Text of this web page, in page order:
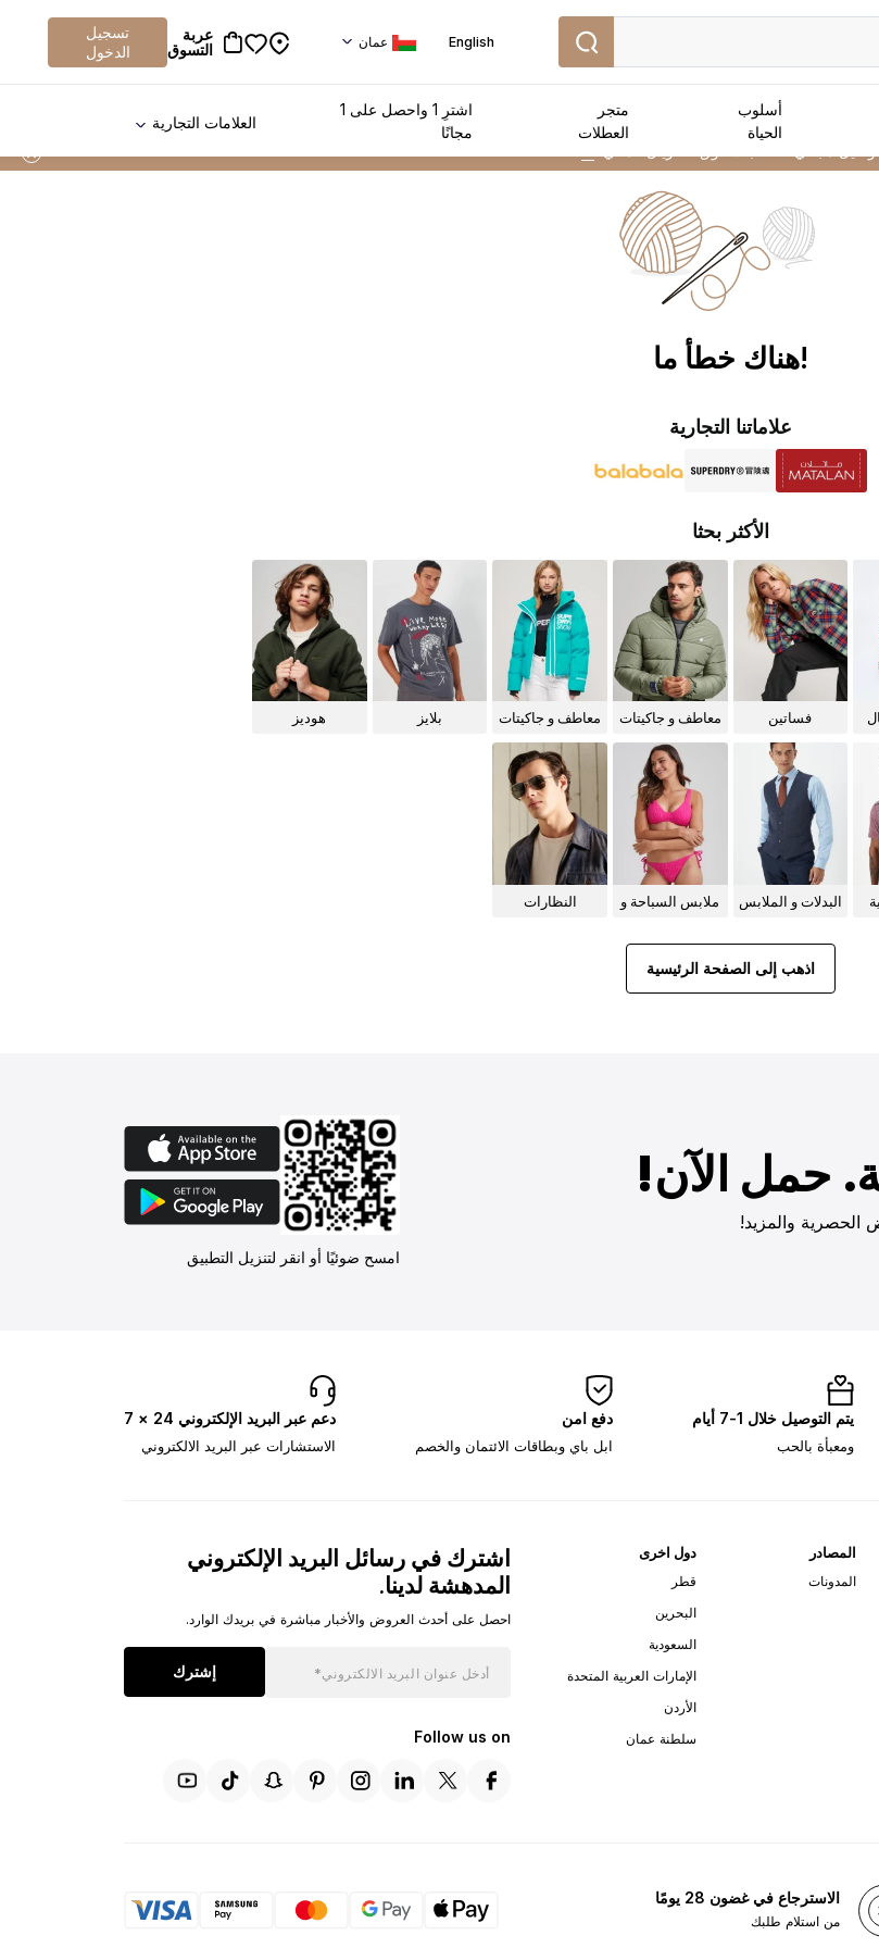
English عمان
عربة
التسوق
تسجيل
الدخول
أسلوب
الحياة
متجر
العطلات
اشترِ 1 واحصل على 1
مجانًا
العلامات التجارية
!هناك خطأ ما
علاماتنا التجارية
الأكثر بحثا
فساتين
معاطف و جاكيتات
معاطف و جاكيتات
بلايز هوديز
البدلات و الملابس
ملابس السباحة و
النظارات
اذهب إلى الصفحة الرئيسية
حمل الآن!
الحصرية والمزيد!
امسح ضوئيًا أو انقر لتنزيل التطبيق
يتم التوصيل خلال 1-7 أيام
ومعبأة بالحب
دفع امن
ابل باي وبطاقات الائتمان والخصم
دعم عبر البريد الإلكتروني 24 × 7
الاستشارات عبر البريد الالكتروني
المصادر
المدونات
دول اخرى
قطر
البحرين
السعودية
الإمارات العربية المتحدة
الأردن
سلطنة عمان
اشترك في رسائل البريد الإلكتروني
المدهشة لدينا.
احصل على أحدث العروض والأخبار مباشرة في بريدك الوارد.
إشترك
Follow us on
الاسترجاع في غضون 28 يومًا
من استلام طلبك